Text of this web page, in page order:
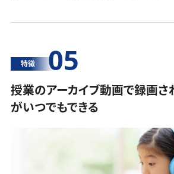
特徴 05
授業のアーカイブ動画で録画
がいつでもできる